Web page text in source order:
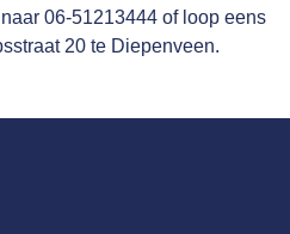
06-51213444 of loop eens
20 te Diepenveen.